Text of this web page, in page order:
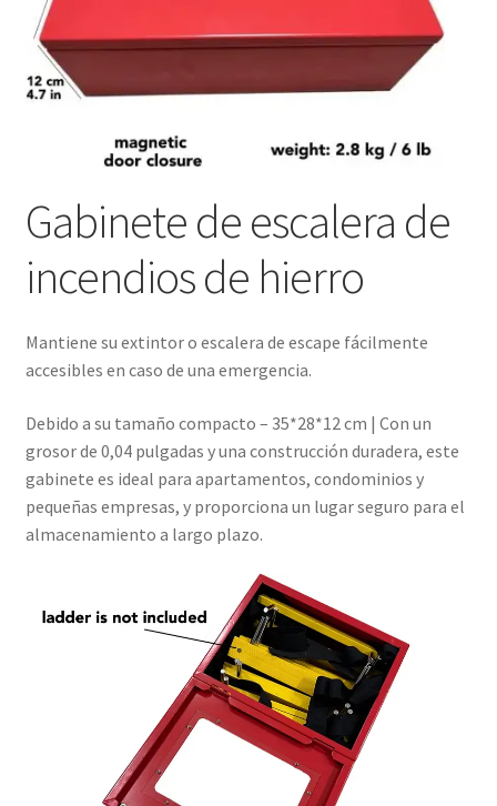
Gabinete de escalera de
incendios de hierro
Mantiene su extintor o escalera de escape fácilmente
accesibles en caso de una emergencia.
Debido a su tamaño compacto – 35*28*12 cm | Con un
grosor de 0,04 pulgadas y una construcción duradera, este
gabinete es ideal para apartamentos, condominios y
pequeñas empresas, y proporciona un lugar seguro para el
almacenamiento a largo plazo.